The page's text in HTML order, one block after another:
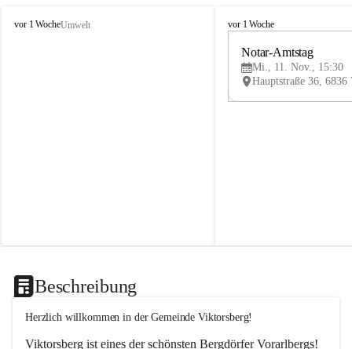
V
vor 1 WocheUmwelt
V
vor 1 Woche
Notar-Amtstag
Mi., 11. Nov., 15:30
Beschreibung
Herzlich willkommen in der Gemeinde Viktorsberg!
Viktorsberg ist eines der schönsten Bergdörfer Vorarlbergs!